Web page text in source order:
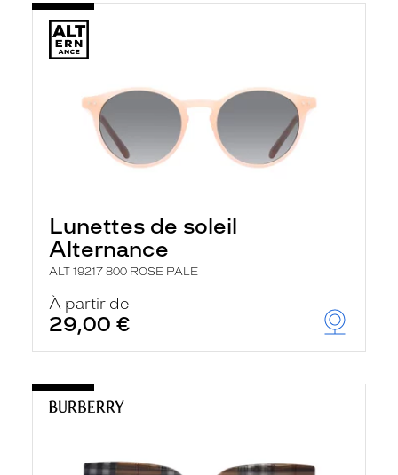
Lunettes de soleil
Alternance
ALT 19217 800 ROSE PALE
À partir de
29,00 €